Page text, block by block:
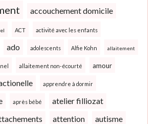
accouchement domicile
ACT activité avec les enfants
ado adolescents Alfie Kohn allaitement
allaitement non-écourté amour
apprendre à dormir
après bébé atelier filliozat
attention
autisme